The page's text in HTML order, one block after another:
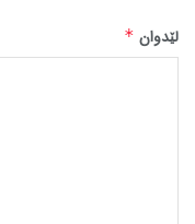
لێدوان *